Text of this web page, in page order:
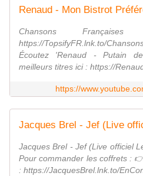
Renaud - Mon Bistrot
Chansons
https://TopsifyFR.lnk.to/
Écoutez 'Renaud - Putain
meilleurs titres ici : https://
https://
Jacques Brel - Jef (Live officiel
Pour commander les coffrets :
: https://JacquesBrel.lnk.to/